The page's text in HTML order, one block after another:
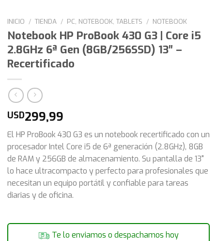
INICIO / TIENDA / PC, NOTEBOOK, TABLETS / NOTEBOOK
Notebook HP ProBook 430 G3 | Core i5
2.8GHz 6ª Gen (8GB/256SSD) 13″ –
Recertificado
USD299,99
El HP ProBook 430 G3 es un notebook recertificado con un
procesador Intel Core i5 de 6ª generación (2.8GHz), 8GB
de RAM y 256GB de almacenamiento. Su pantalla de 13"
lo hace ultracompacto y perfecto para profesionales que
necesitan un equipo portátil y confiable para tareas
diarias y de oficina.
Te lo enviamos o despachamos hoy